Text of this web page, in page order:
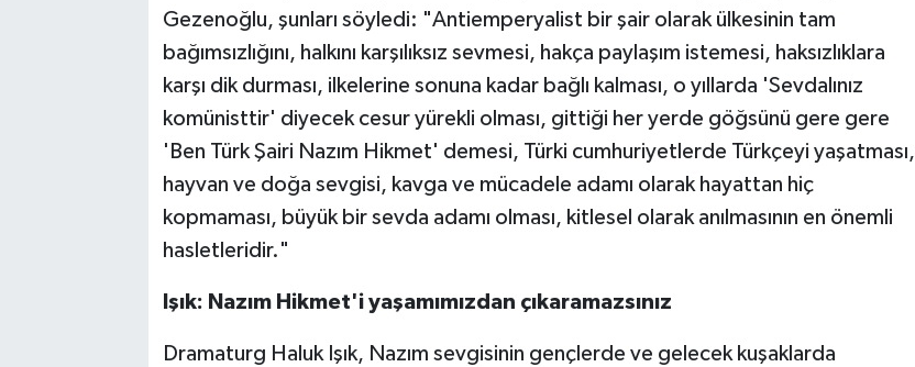
Gezenoğlu, şunları söyledi: "Antiemperyalist bir şair olarak ülkesinin tam
bağımsızlığını, halkını karşılıksız sevmesi, hakça paylaşım istemesi, haksızlıklara
karşı dik durması, ilkelerine sonuna kadar bağlı kalması, o yıllarda 'Sevdalınız
komünisttir' diyecek cesur yürekli olması, gittiği her yerde göğsünü gere gere
'Ben Türk Şairi Nazım Hikmet' demesi, Türki cumhuriyetlerde Türkçeyi yaşatması,
hayvan ve doğa sevgisi, kavga ve mücadele adamı olarak hayattan hiç
kopmaması, büyük bir sevda adamı olması, kitlesel olarak anılmasının en önemli
hasletleridir."
Işık: Nazım Hikmet'i yaşamımızdan çıkaramazsınız
Dramaturg Haluk Işık, Nazım sevgisinin gençlerde ve gelecek kuşaklarda